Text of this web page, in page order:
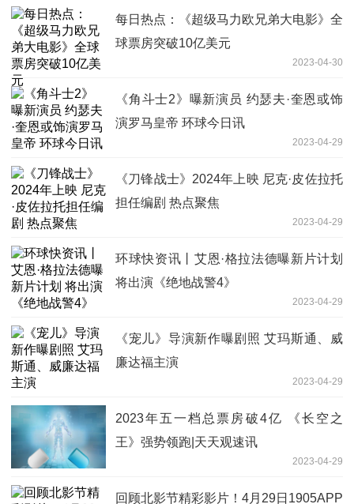
每日热点：《超级马力欧兄弟大电影》全
球票房突破10亿美元
2023-04-30
《角斗士2》曝新演员 约瑟夫·奎恩或饰
演罗马皇帝 环球今日讯
2023-04-29
《刀锋战士》2024年上映 尼克·皮佐拉托
担任编剧 热点聚焦
2023-04-29
环球快资讯丨艾恩·格拉法德曝新片计划
将出演《绝地战警4》
2023-04-29
《宠儿》导演新作曝剧照 艾玛斯通、威
廉达福主演
2023-04-29
2023年五一档总票房破4亿 《长空之
王》强势领跑|天天观速讯
2023-04-29
回顾北影节精彩影片！4月29日1905APP